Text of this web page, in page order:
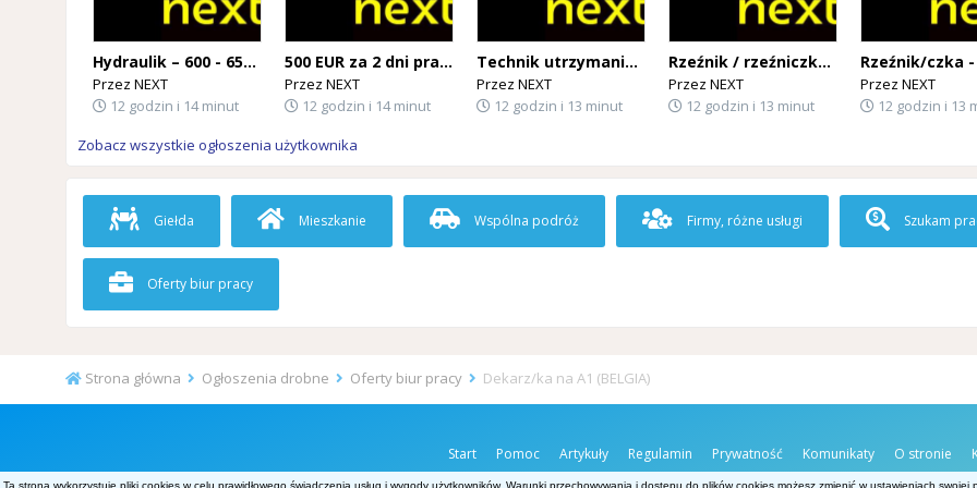
Hydraulik – 600 - 650 EUR netto/40h (Holandia)
Przez NEXT
12 godzin i 14 minut
500 EUR za 2 dni pracy! Operator maszyn produkcyjnych – rozlew piwa (Belgia)
Przez NEXT
12 godzin i 14 minut
Technik utrzymania ruchu – zakłady mięsne (Belgia)
Przez NEXT
12 godzin i 13 minut
Rzeźnik / rzeźniczka – BEZ ZNAJOMOŚCI JĘZYKA OBCEGO!! Kontrakt bezpośredni! (BELGIA)
Przez NEXT
12 godzin i 13 minut
Przez NEXT
12 godzin i 13
Zobacz wszystkie ogłoszenia użytkownika
Giełda Mieszkanie Wspólna podróż Firmy, różne usługi Szukam
Oferty biur pracy
Strona główna Ogłoszenia drobne Oferty biur pracy Dekarz/ka na A1 (BELGIA)
Start Pomoc Artykuły Regulamin Prywatność Komunikaty O stronie
Ta strona wykorzystuje pliki cookies w celu prawidłowego świadczenia usług i wygody użytkowników. Warunki przechowywania i dostępu do plików cookies możesz zmienić w ustawieniach